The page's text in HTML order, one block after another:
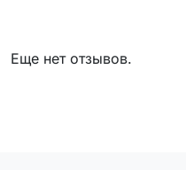
Еще нет отзывов.